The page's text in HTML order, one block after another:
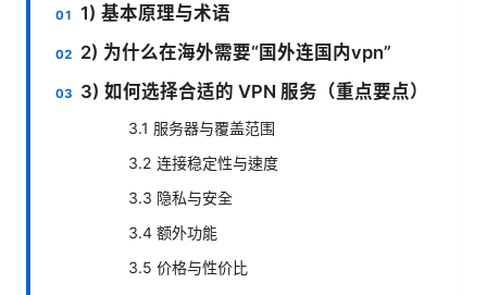
1) 基本原理与术语
2) 为什么在海外需要“国外连国内vpn”
3) 如何选择合适的 VPN 服务（重点要点）
3.1 服务器与覆盖范围
3.2 连接稳定性与速度
3.3 隐私与安全
3.4 额外功能
3.5 价格与性价比